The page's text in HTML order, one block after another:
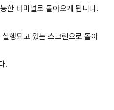
한 터미널로 돌아오게 됩니다.
행되고 있는 스크린으로 돌아
.